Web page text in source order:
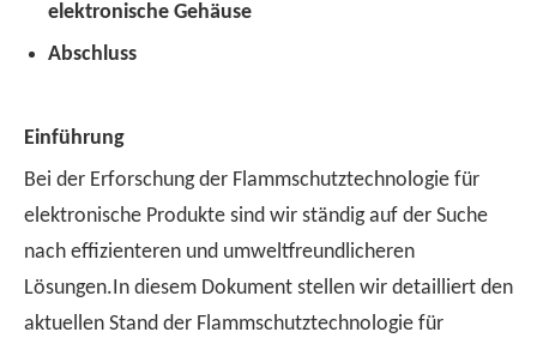
elektronische Gehäuse
Abschluss
Einführung
Bei der Erforschung der Flammschutztechnologie für
elektronische Produkte sind wir ständig auf der Suche
nach effizienteren und umweltfreundlicheren
Lösungen.In diesem Dokument stellen wir detailliert den
aktuellen Stand der Flammschutztechnologie für